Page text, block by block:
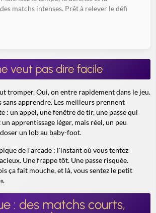
matchs intenses. Prêt à relever le défi
veut pas dire facile
tromper. Oui, on entre rapidement dans le jeu.
sans apprendre. Les meilleurs prennent
: un appel, une fenêtre de tir, une passe qui
un apprentissage léger, mais réel, un peu
un lob au baby-foot.
de l'arcade : l'instant où vous tentez
Une frappe tôt. Une passe risquée.
ça fait mouche, et là, vous sentez le petit
: des matchs courts,